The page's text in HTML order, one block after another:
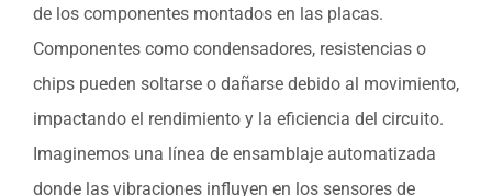
de los componentes montados en las placas.
Componentes como condensadores, resistencias o
chips pueden soltarse o dañarse debido al movimiento,
impactando el rendimiento y la eficiencia del circuito.
Imaginemos una línea de ensamblaje automatizada
donde las vibraciones influyen en los sensores de